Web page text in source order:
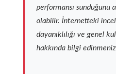
performansı sunduğunu
olabilir. İnternetteki
dayanıklılığı ve genel
hakkında bilgi